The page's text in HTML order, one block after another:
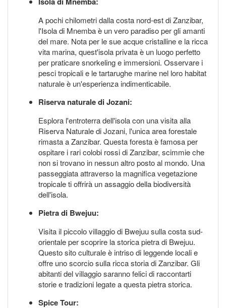
A pochi chilometri dalla costa nord-est di Zanzibar,
l'Isola di Mnemba è un vero paradiso per gli amanti
del mare. Nota per le sue acque cristalline e la ricca
vita marina, quest'isola privata è un luogo perfetto
per praticare snorkeling e immersioni. Osservare i
pesci tropicali e le tartarughe marine nel loro habitat
naturale è un'esperienza indimenticabile.
Riserva naturale di Jozani:
Esplora l'entroterra dell'isola con una visita alla
Riserva Naturale di Jozani, l'unica area forestale
rimasta a Zanzibar. Questa foresta è famosa per
ospitare i rari colobi rossi di Zanzibar, scimmie che
non si trovano in nessun altro posto al mondo. Una
passeggiata attraverso la magnifica vegetazione
tropicale ti offrirà un assaggio della biodiversità
dell'isola.
Pietra di Bwejuu:
Visita il piccolo villaggio di Bwejuu sulla costa sud-
orientale per scoprire la storica pietra di Bwejuu.
Questo sito culturale è intriso di leggende locali e
offre uno scorcio sulla ricca storia di Zanzibar. Gli
abitanti del villaggio saranno felici di raccontarti
storie e tradizioni legate a questa pietra storica.
Spice Tour: